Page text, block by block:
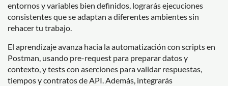
entornos y variables bien definidos, lograrás ejecuciones
consistentes que se adaptan a diferentes ambientes sin
rehacer tu trabajo.
El aprendizaje avanza hacia la automatización con scripts en
Postman, usando pre-request para preparar datos y
contexto, y tests con aserciones para validar respuestas,
tiempos y contratos de API. Además, integrarás